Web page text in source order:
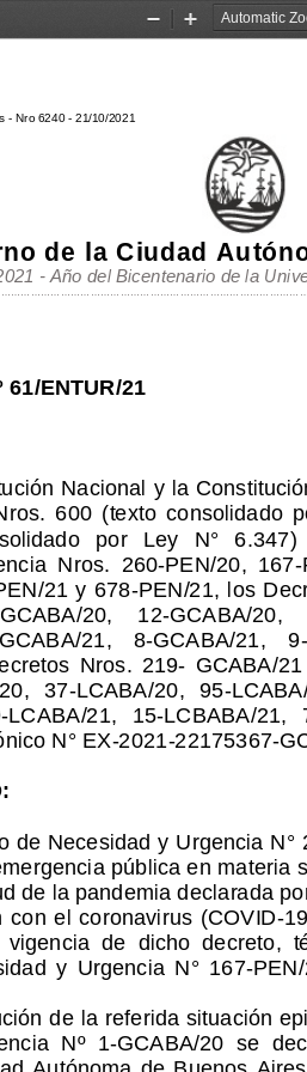
Zoom
Zoom
de la Ciudad
-  Año del Bicentenario de la
61/ENTUR/21
Nacional y la
600  (texto  consolidado
por   Ley   N°
Nros.  260-PEN/20,  167-
21 y 678-PEN/21, los
20,    12-GCABA/20,
GCABA/21,    8-GCABA/21,
Nros.  219- GCABA/
37-LCABA/20,  95-
LCABA/21,  15-LCBABA/21,
N° EX-2021-22175367-
de Necesidad y Urgencia
pública en materia
de la pandemia declarada
con el coronavirus (COVID-
vigencia  de  dicho  decreto,
y  Urgencia  N°  167-
de la referida situación
Nº  1-GCABA/20  se
Autónoma  de  Buenos
- Nro 6240 - 21/10/2021